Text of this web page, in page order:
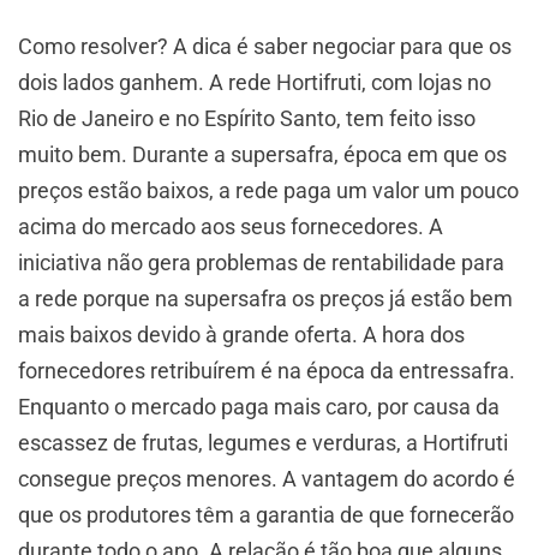
Como resolver? A dica é saber negociar para que os
dois lados ganhem. A rede Hortifruti, com lojas no
Rio de Janeiro e no Espírito Santo, tem feito isso
muito bem. Durante a supersafra, época em que os
preços estão baixos, a rede paga um valor um pouco
acima do mercado aos seus fornecedores. A
iniciativa não gera problemas de rentabilidade para
a rede porque na supersafra os preços já estão bem
mais baixos devido à grande oferta. A hora dos
fornecedores retribuírem é na época da entressafra.
Enquanto o mercado paga mais caro, por causa da
escassez de frutas, legumes e verduras, a Hortifruti
consegue preços menores. A vantagem do acordo é
que os produtores têm a garantia de que fornecerão